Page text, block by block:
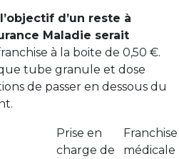
d’un reste à
Maladie serait
à la boite de 0,50 €.
tube granule et dose
de passer en dessous du
Prise en
charge de
Franchise
médicale